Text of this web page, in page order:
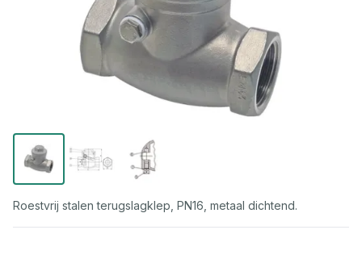
Roestvrij stalen terugslagklep, PN16, metaal dichtend.